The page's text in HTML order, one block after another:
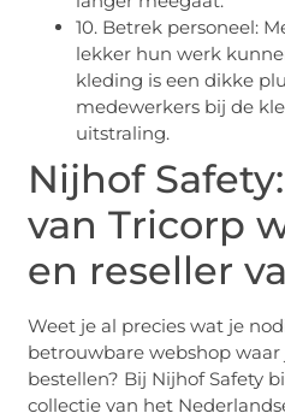
10. Betrek personeel:
lekker hun werk
kleding is een dikke
medewerkers bij de
uitstraling.
Nijhof
van Tricorp
en reseller
Weet je al precies wat je
betrouwbare webshop
bestellen? Bij Nijhof Safety
collectie van het